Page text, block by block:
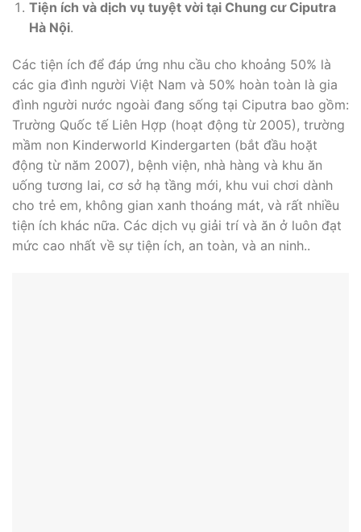
Tiện ích và dịch vụ tuyệt vời tại Chung cư Ciputra
Hà Nội.
Các tiện ích để đáp ứng nhu cầu cho khoảng 50% là
các gia đình người Việt Nam và 50% hoàn toàn là gia
đình người nước ngoài đang sống tại Ciputra bao gồm:
Trường Quốc tế Liên Hợp (hoạt động từ 2005), trường
mầm non Kinderworld Kindergarten (bắt đầu hoặt
động từ năm 2007), bệnh viện, nhà hàng và khu ăn
uống tương lai, cơ sở hạ tầng mới, khu vui chơi dành
cho trẻ em, không gian xanh thoáng mát, và rất nhiều
tiện ích khác nữa. Các dịch vụ giải trí và ăn ở luôn đạt
mức cao nhất về sự tiện ích, an toàn, và an ninh..